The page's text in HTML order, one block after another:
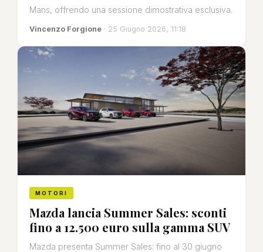
Mans, offrendo una sessione dimostrativa esclusiva.
Vincenzo Forgione · 25 Giugno 2026, 11:18
MOTORI
Mazda lancia Summer Sales: sconti
fino a 12.500 euro sulla gamma SUV
Mazda presenta Summer Sales: fino al 30 giugno